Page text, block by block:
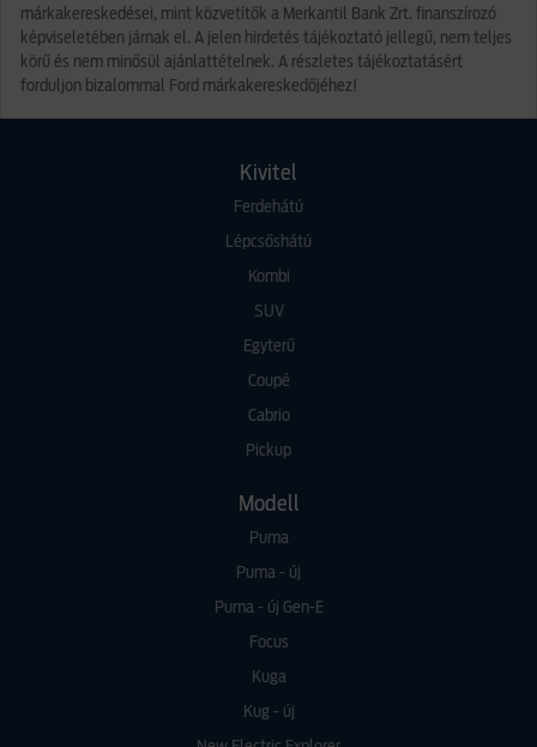
márkakereskedései, mint közvetítők a Merkantil Bank Zrt. finanszírozó
képviseletében járnak el. A jelen hirdetés tájékoztató jellegű, nem teljes
körű és nem minősül ajánlattételnek. A részletes tájékoztatásért
forduljon bizalommal Ford márkakereskedőjéhez!
Kivitel
Ferdehátú
Lépcsőshátú
Kombi
SUV
Egyterű
Coupé
Cabrio
Pickup
Modell
Puma
Puma - új
Puma - új Gen-E
Focus
Kuga
Kug - új